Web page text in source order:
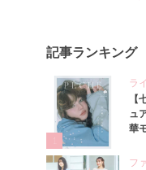
記事ランキング
ラ
【
ュ
華
フ